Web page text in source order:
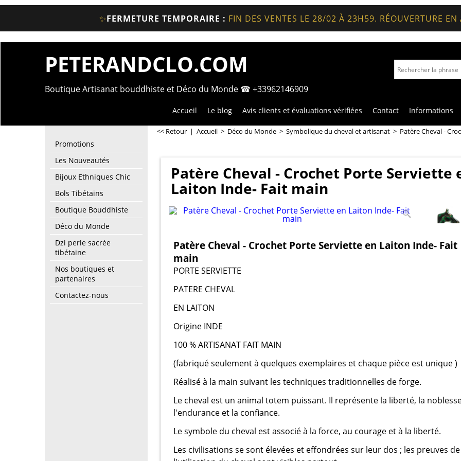
✨FERMETURE TEMPORAIRE : FIN DES VENTES LE 28/02 À 23H59. RÉOUVERTURE
PETERANDCLO.COM
Boutique Artisanat bouddhiste et Déco du Monde ☎ +33962146909
Accueil Le blog Avis clients et évaluations vérifiées Contact Informations
Promotions
Les Nouveautés
Bijoux Ethniques Chic
Bols Tibétains
Boutique Bouddhiste
Déco du Monde
Dzi perle sacrée
tibétaine
Nos boutiques et
partenaires
Contactez-nous
<< Retour | Accueil > Déco du Monde > Symbolique du cheval et artisanat > Patère Cheval -
Patère Cheval - Crochet Porte Serviette
Laiton Inde- Fait main
Patère Cheval - Crochet Porte Serviette en Laiton Inde- Fait
main
PORTE SERVIETTE
PATERE CHEVAL
EN LAITON
Origine INDE
100 % ARTISANAT FAIT MAIN
(fabriqué seulement à quelques exemplaires et chaque pièce est unique )
Réalisé à la main suivant les techniques traditionnelles de forge.
Le cheval est un animal totem puissant. Il représente la liberté, la
l'endurance et la confiance.
Le symbole du cheval est associé à la force, au courage et à la liberté.
Les civilisations se sont élevées et effondrées sur leur dos ; les preuves de